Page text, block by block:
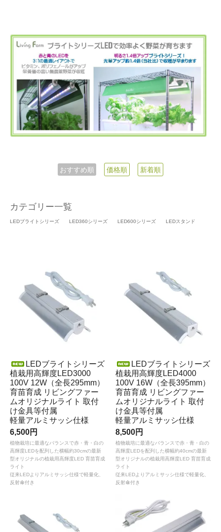
おすすめ順 価格順 新着順
カテゴリー一覧
LEDブライトシリーズ LED360シリーズ LED600シリーズ LEDスタンド
LEDブライトシリーズ
植栽用高輝度LED3000
100V 12W（全長295mm）
育苗育成 リビングファー
ムオリジナルライト 取付
け金具等付属
軽量アルミサッシ仕様
6,500円
植物栽培に最適なバランスで赤・青・白の
高輝度LEDを配列した横幅約30cmの最新
型オリジナルの植栽用高輝度LED 育苗育成
ライト
従来LEDよりアルミサッシ仕様で軽量化、
反射傘付き
LEDブライトシリーズ
植栽用高輝度LED4000
100V 16W（全長395mm）
育苗育成 リビングファー
ムオリジナルライト 取付
け金具等付属
軽量アルミサッシ仕様
8,500円
植物栽培に最適なバランスで赤・青・白の
高輝度LEDを配列した横幅約40cmの最新
型オリジナルの植栽用高輝度LED 育苗育成
ライト
従来LEDよりアルミサッシ仕様で軽量化、
反射傘付き